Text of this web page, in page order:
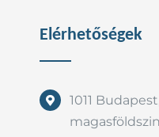
Elérhetőségek
1011